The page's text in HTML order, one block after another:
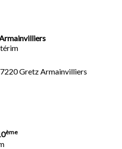
Gretz Armainvilliers
ème